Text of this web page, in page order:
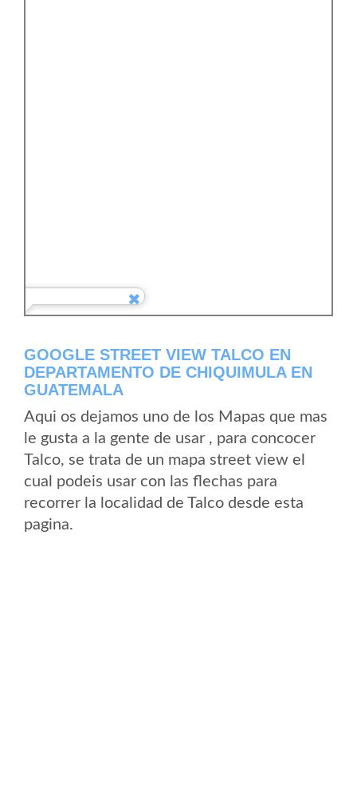
GOOGLE STREET VIEW TALCO EN
DEPARTAMENTO DE CHIQUIMULA EN
GUATEMALA
Aqui os dejamos uno de los Mapas que mas
le gusta a la gente de usar , para concocer
Talco, se trata de un mapa street view el
cual podeis usar con las flechas para
recorrer la localidad de Talco desde esta
pagina.